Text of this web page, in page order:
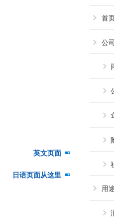
英文页面
日语页面从这里
首
公
用